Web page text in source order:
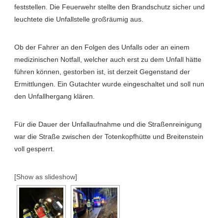
feststellen. Die Feuerwehr stellte den Brandschutz sicher und
leuchtete die Unfallstelle großräumig aus.
Ob der Fahrer an den Folgen des Unfalls oder an einem
medizinischen Notfall, welcher auch erst zu dem Unfall hätte
führen können, gestorben ist, ist derzeit Gegenstand der
Ermittlungen. Ein Gutachter wurde eingeschaltet und soll nun
den Unfallhergang klären.
Für die Dauer der Unfallaufnahme und die Straßenreinigung
war die Straße zwischen der Totenkopfhütte und Breitenstein
voll gesperrt.
[Show as slideshow]